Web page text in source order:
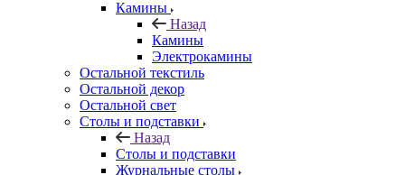
Камины
Назад
Камины
Электрокамины
Остальной текстиль
Остальной декор
Остальной свет
Столы и подставки
Назад
Столы и подставки
Журнальные столы